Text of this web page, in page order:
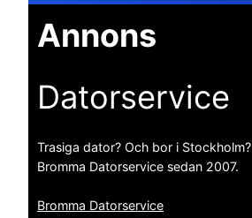
Annons
Datorservice
Trasiga dator? Och bor i Stockholm?
Bromma Datorservice sedan 2007.
Bromma Datorservice